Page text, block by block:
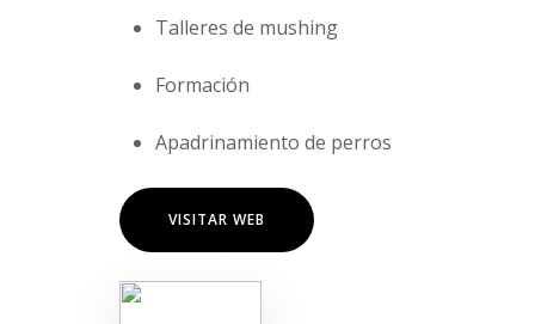
Talleres de mushing
Formación
Apadrinamiento de perros
VISITAR WEB